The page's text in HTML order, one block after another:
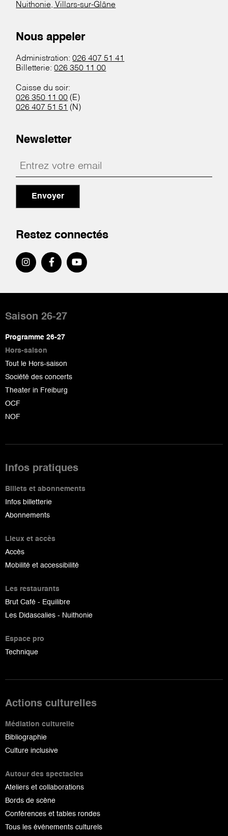
Nuithonie, Villars-sur-Glâne
Nous appeler
Administration:026 407 51 41
Billetterie:026 350 11 00
Caisse du soir:
026 350 11 00 (E)
026 407 51 51 (N)
Newsletter
Envoyer
Restez connectés
de
page
Saison 26-27
Programme 26-27
Hors-saison
Tout le Hors-saison
Société des concerts
Theater in Freiburg
OCF
NOF
Infos pratiques
Billets et abonnements
Infos billetterie
Abonnements
Lieux et accès
Accès
Mobilité et accessibilité
Les restaurants
Brut Café - Equilibre
Les Didascalies - Nuithonie
Espace pro
Technique
Actions culturelles
Médiation culturelle
Bibliographie
Culture inclusive
Autour des spectacles
Ateliers et collaborations
Bords de scène
Conférences et tables rondes
Tous les événements culturels